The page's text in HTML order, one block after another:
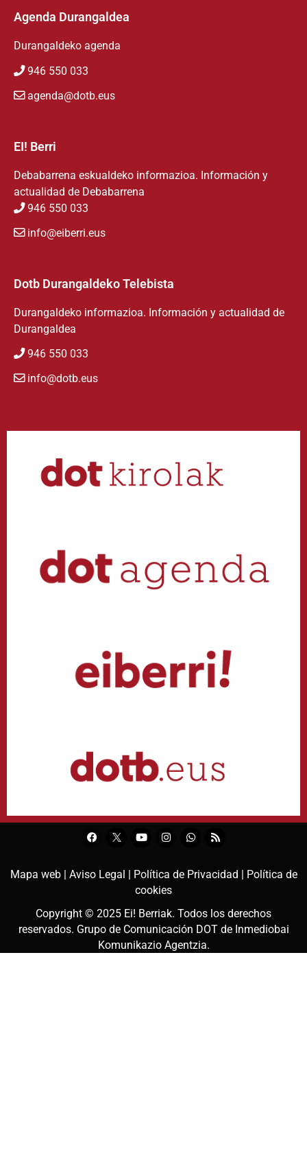
Agenda Durangaldea
Durangaldeko agenda
946 550 033
agenda@dotb.eus
EI! Berri
Debabarrena eskualdeko informazioa. Información y
actualidad de Debabarrena
946 550 033
info@eiberri.eus
Dotb Durangaldeko Telebista
Durangaldeko informazioa. Información y actualidad de
Durangaldea
946 550 033
info@dotb.eus
Mapa web | Aviso Legal | Política de Privacidad | Política de
cookies
Copyright © 2025 Ei! Berriak. Todos los derechos
reservados. Grupo de Comunicación DOT de Inmediobai
Komunikazio Agentzia.